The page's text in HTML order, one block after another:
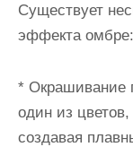
Существует
эффекта омбре:
* Окрашивание
один из
создавая